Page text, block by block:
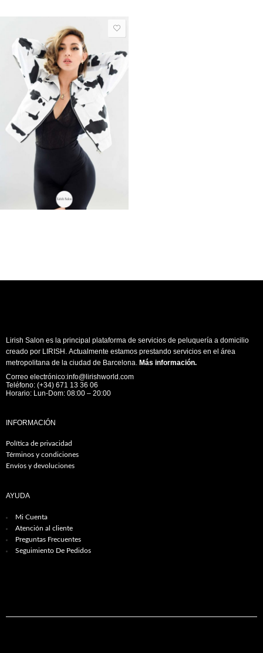
Lirish Salon es la principal plataforma de servicios de peluquería a domicilio
creado por LIRISH. Actualmente estamos prestando servicios en el área
metropolitana de la ciudad de Barcelona. Más información.
Correo electrónico:info@lirishworld.com
Teléfono: (+34) 671 13 36 06
Horario: Lun-Dom: 08:00 – 20:00
INFORMACIÓN
Política de privacidad
Términos y condiciones
Envíos y devoluciones
AYUDA
Mi Cuenta
Atención al cliente
Preguntas Frecuentes
Seguimiento De Pedidos